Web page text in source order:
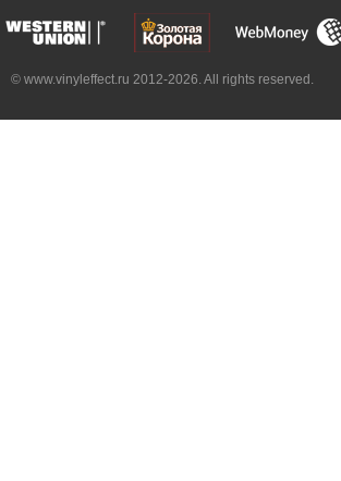
© www.vinyleffect.ru 2012-2026. All rights reserved.